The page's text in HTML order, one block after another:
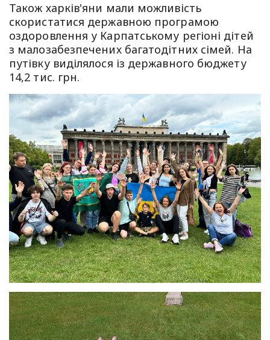
Також харків'яни мали можливість
скористатися державною програмою
оздоровлення у Карпатському регіоні дітей
з малозабезпечених багатодітних сімей. На
путівку виділялося із державного бюджету
14,2 тис. грн.